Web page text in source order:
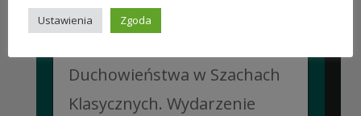
Jubileuszowe XXV
Duchowieństwa w Szachach
Klasycznych. Wydarzenie
Ustawienia Zgoda